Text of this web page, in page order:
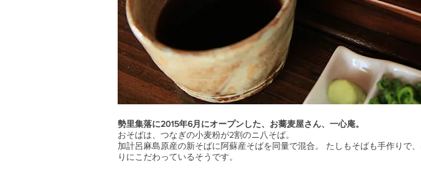
勢里集落に2015年6月にオープンした、お蕎麦屋さん、一心庵。
おそばは、つなぎの小麦粉が2割のニ八そば。
加計呂麻島原産の新そばに阿蘇産そばを同量で混合。 たしもそばも手作りで
りにこだわっているそうです。